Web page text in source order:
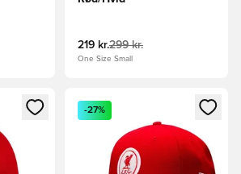
219 kr.299 kr.
One Size Small
at logge ind eller tilmelde dig som
Åbner en Modal til at logge
-27%